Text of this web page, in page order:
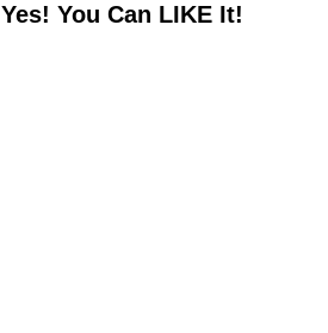
Yes! You Can LIKE It!